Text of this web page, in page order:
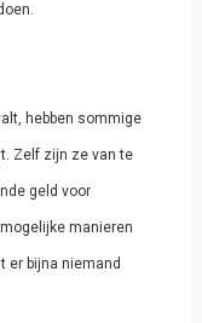
hebben sommige
Zelf zijn ze van te
geld voor
manieren
er bijna niemand